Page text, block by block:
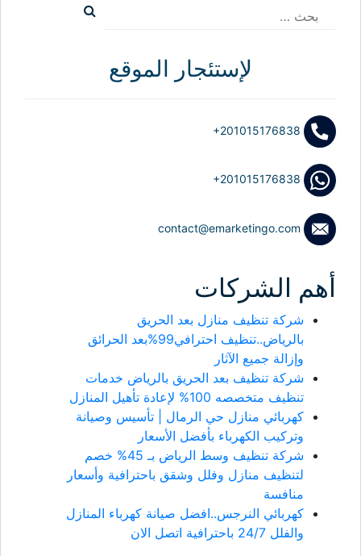
البحث
لإستئجار الموقع
+201015176838
+201015176838
contact@emarketingo.com
أهم الشركات
شركة تنظيف منازل بعد الحريق
بالرياض..تنظيف احترافي99%بعد الحرائق
وإزالة جميع الآثار
شركة تنظيف بعد الحريق بالرياض خدمات
تنظيف متخصصه 100% لإعادة تأهيل المنازل
كهربائي منازل حي الرمال | تأسيس وصيانة
وتركيب الكهرباء بأفضل الأسعار
شركة تنظيف وسط الرياض بـ 45% خصم
لتنظيف منازل وفلل وشقق باحترافية وأسعار
منافسة
كهربائي النرجس..افضل صيانة كهرباء المنازل
والفلل 24/7 باحترافية اتصل الان